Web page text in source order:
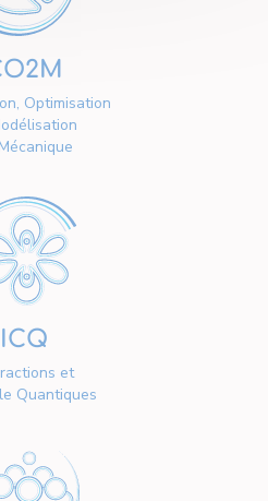
Optimisation
ICQ
et
Quantiques